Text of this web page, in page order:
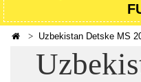
Uzbekistan Detske MS